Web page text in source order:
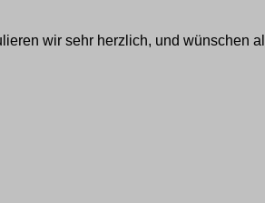
wir sehr herzlich, und wünschen